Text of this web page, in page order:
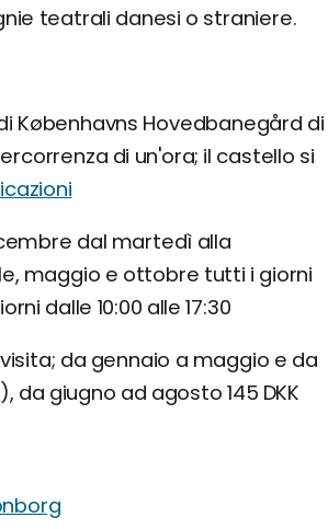
teatrali danesi o straniere.
Københavns Hovedbanegård di
di un'ora; il castello si
dal martedì alla
maggio e ottobre tutti i giorni
dalle 10:00 alle 17:30
da gennaio a maggio e da
giugno ad agosto 145 DKK